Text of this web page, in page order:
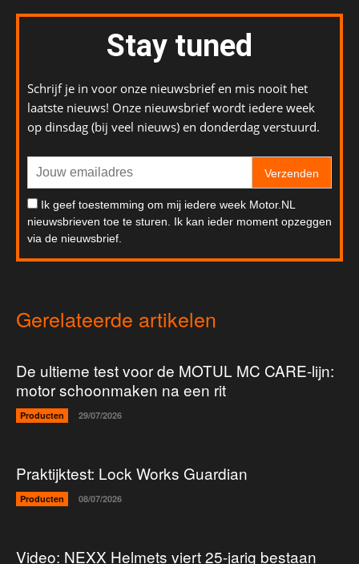
Stay tuned
Schrijf je in voor onze nieuwsbrief en mis nooit het
laatste nieuws! Onze nieuwsbrief wordt iedere week
op dinsdag (bij veel nieuws) en donderdag verstuurd.
Verzenden
Ik geef toestemming om mij iedere week Motor.NL
nieuwsbrieven toe te sturen. Ik kan ieder moment opzeggen
via de nieuwsbrief.
Gerelateerde artikelen
De ultieme test voor de MOTUL MC CARE-lijn:
motor schoonmaken na een rit
Producten 29/07/2026
Praktijktest: Lock Works Guardian
Producten 08/07/2026
Video: NEXX Helmets viert 25-jarig bestaan